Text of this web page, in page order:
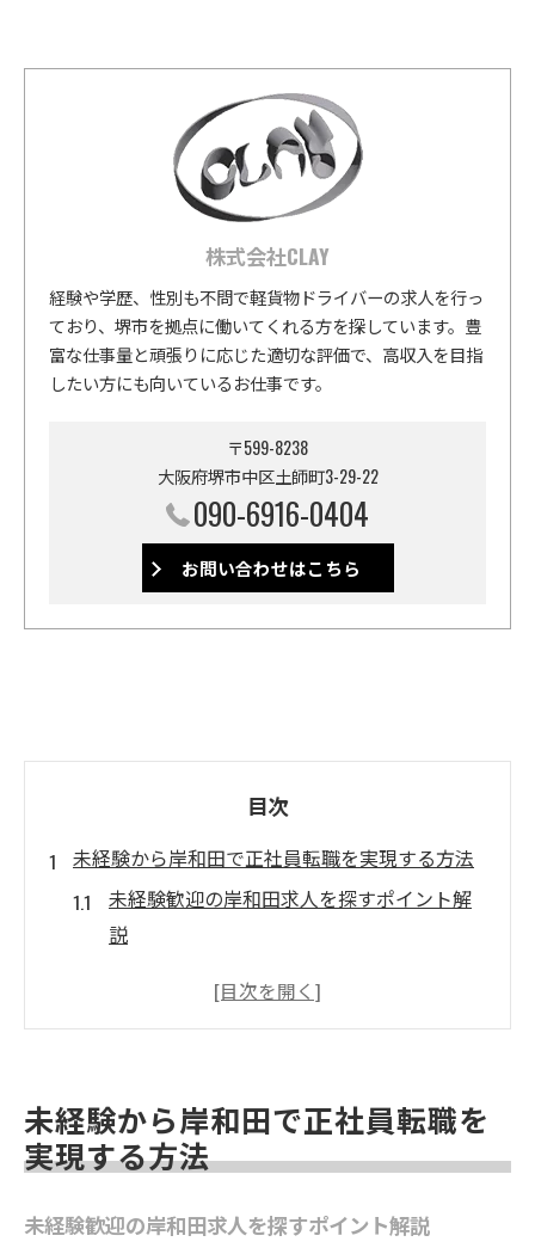
株式会社CLAY
経験や学歴、性別も不問で軽貨物ドライバーの求人を行っ
ており、堺市を拠点に働いてくれる方を探しています。豊
富な仕事量と頑張りに応じた適切な評価で、高収入を目指
したい方にも向いているお仕事です。
〒599-8238
大阪府堺市中区土師町3-29-22
090-6916-0404
お問い合わせはこちら
目次
未経験から岸和田で正社員転職を実現する方法
未経験歓迎の岸和田求人を探すポイント解
説
正社員転職で重視したい未経験者向け条件
土日休みや女性活躍中の求人を見極める方
法
仕事選びに迷う方必見の未経験転職のポイント
未経験から岸和田で正社員転職を
実現する方法
未経験歓迎の岸和田求人を探すポイント解説